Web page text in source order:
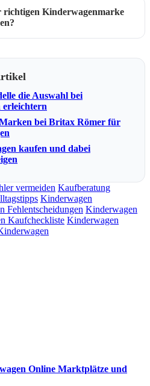
richtigen Kinderwagenmarke
die Auswahl bei
bei Britax Römer für
kaufen und dabei
vermeiden Kaufberatung
Kinderwagen
Fehlentscheidungen Kinderwagen
Kaufcheckliste Kinderwagen
Online Marktplätze und